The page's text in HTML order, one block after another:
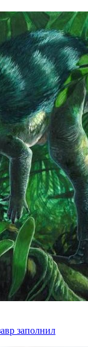
заполнил